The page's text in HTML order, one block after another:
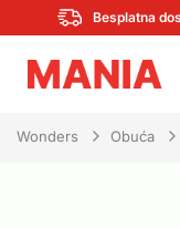
Besplatna
Wonders Obuća